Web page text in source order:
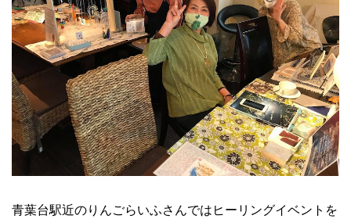
青葉台駅近のりんごらいふさんではヒーリングイベントを